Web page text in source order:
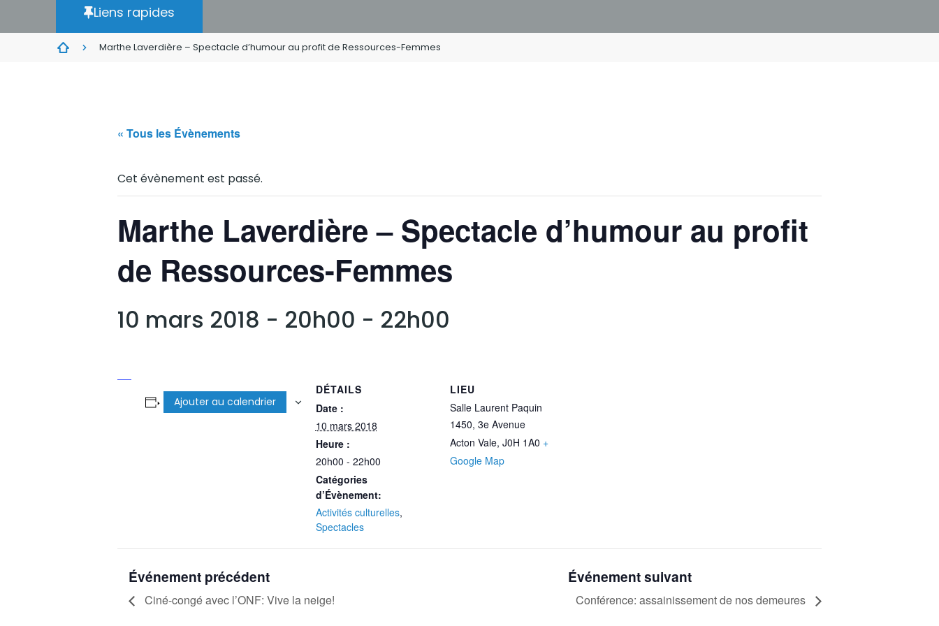
Liens rapides
Marthe Laverdière – Spectacle d’humour au profit de Ressources-Femmes
« Tous les Évènements
Cet évènement est passé.
Marthe Laverdière – Spectacle d’humour au profit
de Ressources-Femmes
10 mars 2018 - 20h00 - 22h00
Ajouter au calendrier
DÉTAILS
Date :
10 mars 2018
Heure :
20h00 - 22h00
Catégories
d’Évènement:
Activités culturelles,
Spectacles
LIEU
Salle Laurent Paquin
1450, 3e Avenue
Acton Vale, J0H 1A0 +
Google Map
Événement précédent
Ciné-congé avec l’ONF: Vive la neige!
Événement suivant
Conférence: assainissement de nos demeures